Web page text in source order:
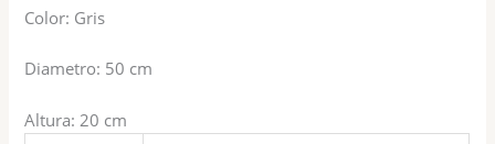
Color: Gris
Diametro: 50 cm
Altura: 20 cm